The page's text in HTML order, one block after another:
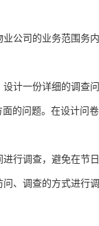
业公司的业务范围务
计一份详细的调查
的问题。在设计问
行调查，避免在节
问、调查的方式进行调